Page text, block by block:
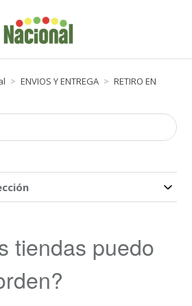
ENVIOS Y ENTREGA
RETIRO EN
tiendas puedo